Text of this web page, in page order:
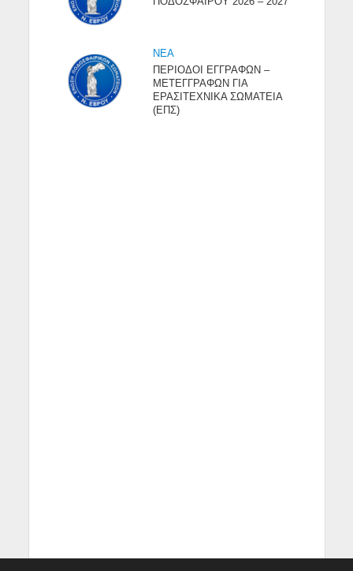
NEA
ΠΕΡΙΟΔΟΙ ΕΓΓΡΑΦΩΝ –
ΜΕΤΕΓΓΡΑΦΩΝ ΓΙΑ
ΕΡΑΣΙΤΕΧΝΙΚΑ ΣΩΜΑΤΕΙΑ
(ΕΠΣ)